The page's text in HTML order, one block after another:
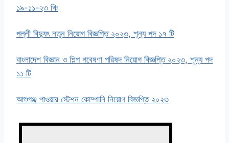
১৯-১১-২৩ খিঃ
পল্লী বিদ্যুৎ নতুন নিয়োগ বিজ্ঞপ্তি ২০২৩, শূন্য পদ ১৭ টি
বাংলাদেশ বিজ্ঞান ও শিল্প গবেষণা পরিষদ নিয়োগ বিজ্ঞপ্তি ২০২৩, শূন্য পদ
১১ টি
আশুগঞ্জ পাওয়ার স্টেশন কোম্পানি নিয়োগ বিজ্ঞপ্তি ২০২৩